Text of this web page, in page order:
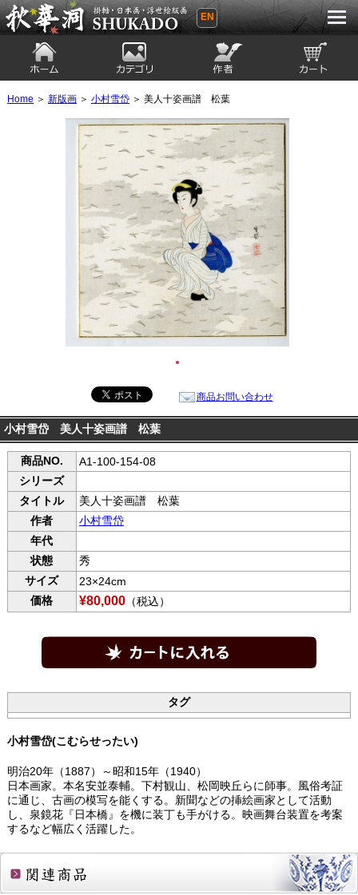
秋華洞 SHUKADO 掛軸・日本画・浮世
EN
Home ＞ 新版画＞ 小村雪岱＞ 美人十姿画譜 松葉
●
商品お問い合わせ
小村雪岱 美人十姿画譜 松葉
商品NO.
A1-100-154-08
シリーズ
タイトル
美人十姿画譜 松葉
作者
小村雪岱
年代
状態
秀
サイズ
23×24cm
価格
¥80,000（税込）
タグ
小村雪岱(こむらせったい)
明治20年（1887）～昭和15年（1940）
日本画家。本名安並泰輔。下村観山、松岡映丘らに師事。風俗考証
に通じ、古画の模写を能くする。新聞などの挿絵画家として活動
し、泉鏡花『日本橋』を機に装丁も手がける。映画舞台装置を考案
するなど幅広く活躍した。